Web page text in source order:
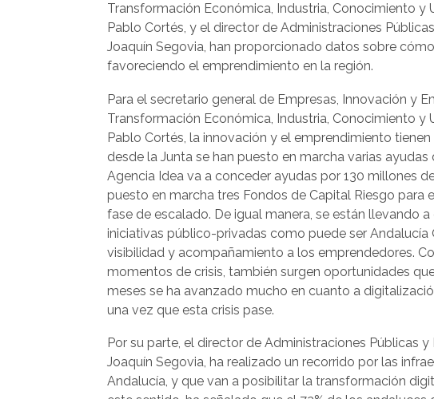
Transformación Económica, Industria, Conocimiento y
Pablo Cortés, y el director de Administraciones
Joaquín Segovia, han proporcionado datos sobre
favoreciendo el emprendimiento en la región.
Para el secretario general de Empresas, Innovación y
Transformación Económica, Industria, Conocimiento y
Pablo Cortés, la innovación y el emprendimiento
desde la Junta se han puesto en marcha varias
Agencia Idea va a conceder ayudas por 130 millones
puesto en marcha tres Fondos de Capital Riesgo para
fase de escalado. De igual manera, se están llevando
iniciativas público-privadas como puede ser Andalucía
visibilidad y acompañamiento a los emprendedores.
momentos de crisis, también surgen oportunidades
meses se ha avanzado mucho en cuanto a
una vez que esta crisis pase.
Por su parte, el director de Administraciones Públicas
Joaquín Segovia, ha realizado un recorrido por las
Andalucía, y que van a posibilitar la transformación